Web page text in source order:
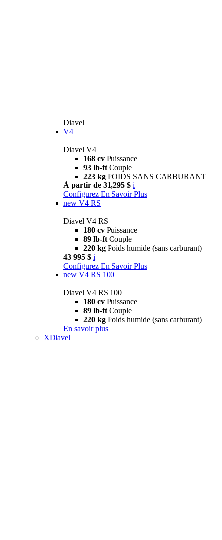
Diavel
V4
Diavel V4
168 cv Puissance
93 lb-ft Couple
223 kg POIDS SANS CARBURANT
À partir de 31,295 $ i
Configurez En Savoir Plus
new V4 RS
Diavel V4 RS
180 cv Puissance
89 lb-ft Couple
220 kg Poids humide (sans carburant)
43 995 $ i
Configurez En Savoir Plus
new V4 RS 100
Diavel V4 RS 100
180 cv Puissance
89 lb-ft Couple
220 kg Poids humide (sans carburant)
En savoir plus
XDiavel